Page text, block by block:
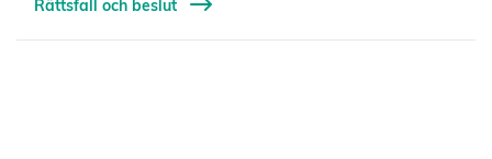
Rättsfall och beslut